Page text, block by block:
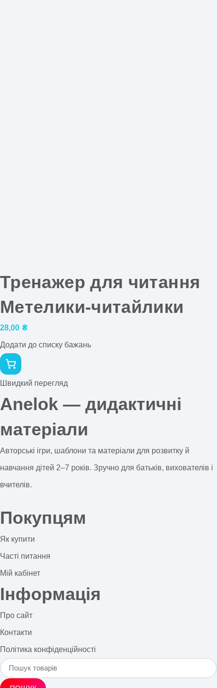
Тренажер для читання
Метелики-читайлики
28,00 ₴
Додати до списку бажань
Швидкий перегляд
Anelok — дидактичні
матеріали
Авторські ігри, шаблони та матеріали для розвитку й
навчання дітей 2–7 років. Зручно для батьків, вихователів і
вчителів.
Покупцям
Як купити
Часті питання
Мій кабінет
Інформація
Про сайт
Контакти
Політика конфіденційності